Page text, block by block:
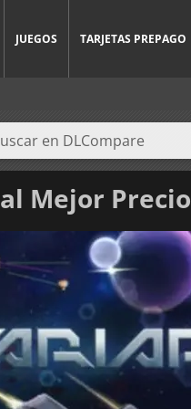
JUEGOS TARJETAS PREPAGO
al Mejor Precio